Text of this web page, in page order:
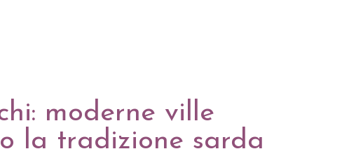
moderne ville
la tradizione sarda